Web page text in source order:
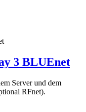
3 BLUEnet
Server und dem
RFnet).